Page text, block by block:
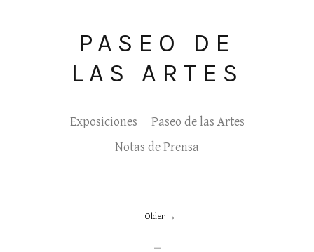
PASEO DE
LAS ARTES
Exposiciones
Paseo de las Artes
Notas de Prensa
Older
_